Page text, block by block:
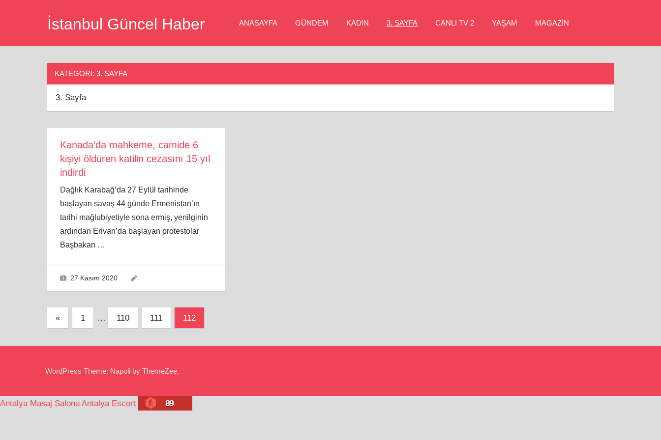
İstanbul Güncel Haber ANASAYFA GÜNDEM KADIN 3. SAYFA CANLI TV 2 YAŞAM MAGAZİN
KATEGORI: 3. SAYFA
3. Sayfa
Kanada’da mahkeme, camide 6
kişiyi öldüren katilin cezasını 15 yıl
indirdi
Dağlık Karabağ’da 27 Eylül tarihinde
başlayan savaş 44 günde Ermenistan’ın
tarihi mağlubiyetiyle sona ermiş, yenilginin
ardından Erivan’da başlayan protestolar
Başbakan …
27 Kasım 2020
Yazı
«Previous
Posts
1 … 110 111 112
WordPress Theme: Napoli by ThemeZee.
Antalya Masaj Salonu Antalya Escort 89